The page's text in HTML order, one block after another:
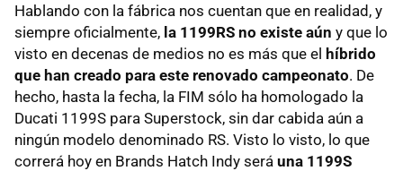
Hablando con la fábrica nos cuentan que en realidad, y
siempre oficialmente, la 1199RS no existe aún y que lo
visto en decenas de medios no es más que el híbrido
que han creado para este renovado campeonato. De
hecho, hasta la fecha, la FIM sólo ha homologado la
Ducati 1199S para Superstock, sin dar cabida aún a
ningún modelo denominado RS. Visto lo visto, lo que
correrá hoy en Brands Hatch Indy será una 1199S